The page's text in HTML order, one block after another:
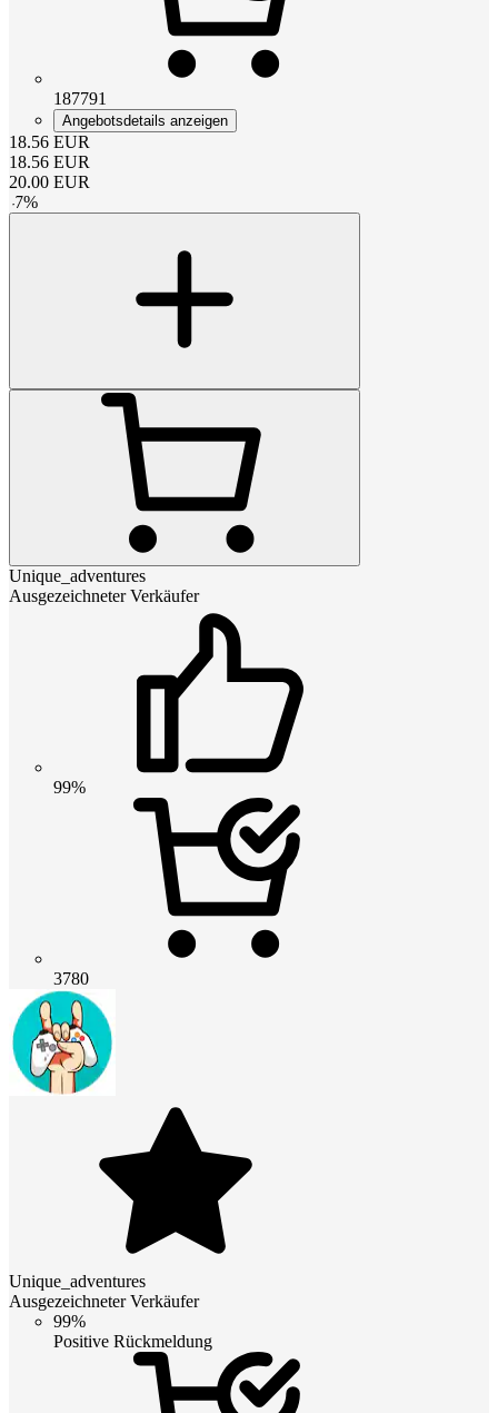
187791
Angebotsdetails anzeigen
18.56 EUR
18.56 EUR
20.00 EUR
-7%
Unique_adventures
Ausgezeichneter Verkäufer
99%
3780
Unique_adventures
Ausgezeichneter Verkäufer
99%
Positive Rückmeldung